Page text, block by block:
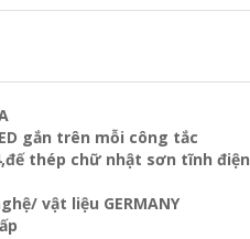
gắn trên mỗi công tắc
thép chữ nhật sơn tĩnh điện
vật liệu GERMANY